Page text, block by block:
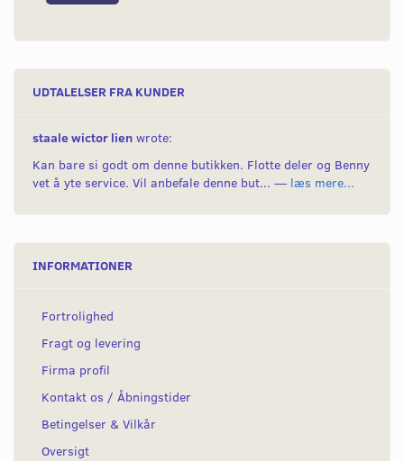
UDTALELSER FRA KUNDER
staale wictor lien wrote:
Kan bare si godt om denne butikken. Flotte deler og Benny
vet å yte service. Vil anbefale denne but... — læs mere...
INFORMATIONER
Fortrolighed
Fragt og levering
Firma profil
Kontakt os / Åbningstider
Betingelser & Vilkår
Oversigt